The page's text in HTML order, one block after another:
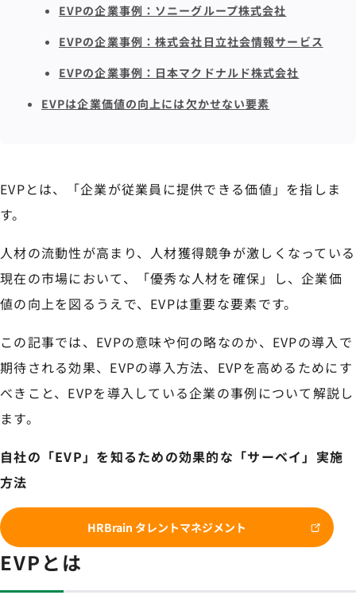
EVPの企業事例：ソニーグループ株式会社
EVPの企業事例：株式会社日立社会情報サービス
EVPの企業事例：日本マクドナルド株式会社
EVPは企業価値の向上には欠かせない要素
EVPとは、「企業が従業員に提供できる価値」を指しま
す。
人材の流動性が高まり、人材獲得競争が激しくなっている
現在の市場において、「優秀な人材を確保」し、企業価
値の向上を図るうえで、EVPは重要な要素です。
この記事では、EVPの意味や何の略なのか、EVPの導入で
期待される効果、EVPの導入方法、EVPを高めるためにす
べきこと、EVPを導入している企業の事例について解説し
ます。
自社の「EVP」を知るための効果的な「サーベイ」実施
方法
HRBrain タレントマネジメント
EVPとは